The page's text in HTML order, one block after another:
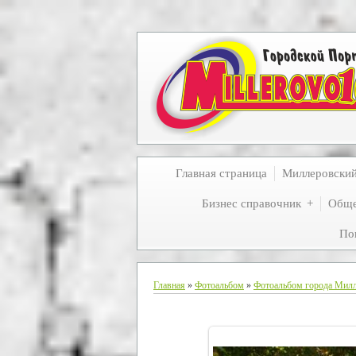
Главная страница
Бизнес справочник
Главная » Фотоальбом » Фотоальбом города